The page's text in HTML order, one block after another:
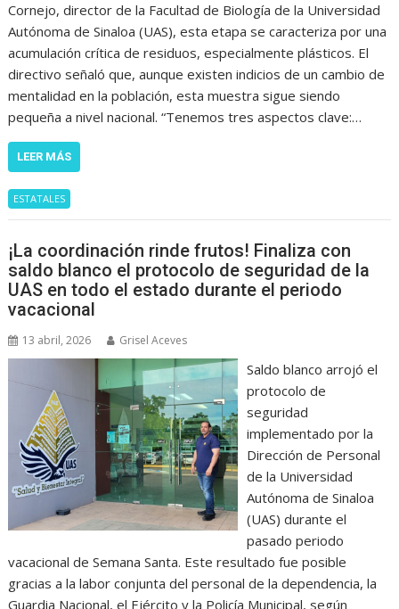
Cornejo, director de la Facultad de Biología de la Universidad
Autónoma de Sinaloa (UAS), esta etapa se caracteriza por una
acumulación crítica de residuos, especialmente plásticos. El
directivo señaló que, aunque existen indicios de un cambio de
mentalidad en la población, esta muestra sigue siendo
pequeña a nivel nacional. “Tenemos tres aspectos clave:…
LEER MÁS
ESTATALES
¡La coordinación rinde frutos! Finaliza con
saldo blanco el protocolo de seguridad de la
UAS en todo el estado durante el periodo
vacacional
13 abril, 2026 Grisel Aceves
Saldo blanco arrojó el
protocolo de
seguridad
implementado por la
Dirección de Personal
de la Universidad
Autónoma de Sinaloa
(UAS) durante el
pasado periodo
vacacional de Semana Santa. Este resultado fue posible
gracias a la labor conjunta del personal de la dependencia, la
Guardia Nacional, el Ejército y la Policía Municipal, según